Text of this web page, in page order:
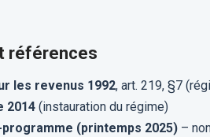
références
les revenus 1992, art. 219, §7
2014(instauration du régime)
(printemps 2025)–